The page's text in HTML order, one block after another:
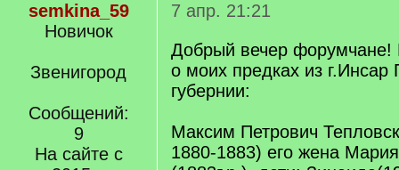
semkina_59
Новичок
Звенигород
Сообщений:
9
На сайте с
7 апр. 21:21
Добрый вечер
о моих предках из г.Инсар
губернии:
Максим Петрович
1880-1883) его жена